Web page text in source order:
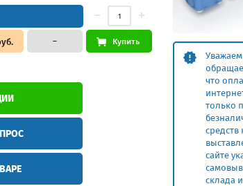
что
только
средств
сайте
склада
– Купить